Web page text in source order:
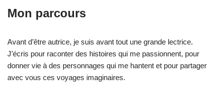
Mon parcours
Avant d’être autrice, je suis avant tout une grande lectrice.
J’écris pour raconter des histoires qui me passionnent, pour
donner vie à des personnages qui me hantent et pour partager
avec vous ces voyages imaginaires.